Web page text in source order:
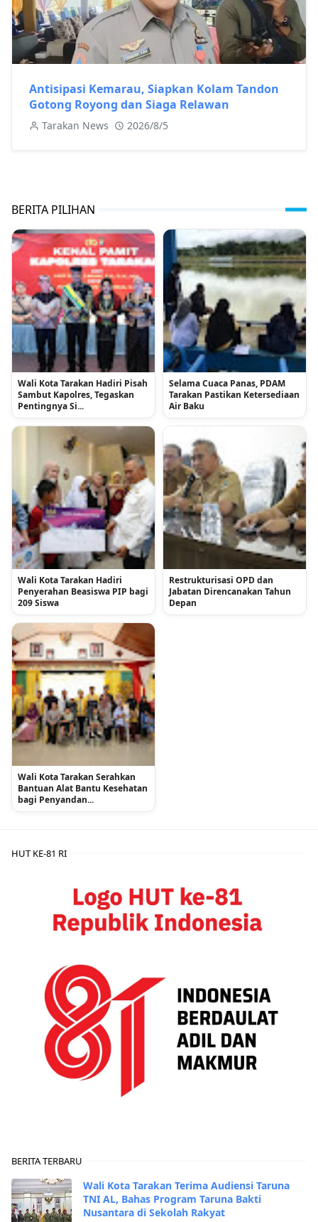
Antisipasi Kemarau, Siapkan Kolam Tandon
Gotong Royong dan Siaga Relawan
Tarakan News 2026/8/5
BERITA PILIHAN
Wali Kota Tarakan Hadiri Pisah
Sambut Kapolres, Tegaskan
Pentingnya Si...
Selama Cuaca Panas, PDAM
Tarakan Pastikan Ketersediaan
Air Baku
Wali Kota Tarakan Hadiri
Penyerahan Beasiswa PIP bagi
209 Siswa
Restrukturisasi OPD dan
Jabatan Direncanakan Tahun
Depan
Wali Kota Tarakan Serahkan
Bantuan Alat Bantu Kesehatan
bagi Penyandan...
HUT KE-81 RI
BERITA TERBARU
Wali Kota Tarakan Terima Audiensi Taruna
TNI AL, Bahas Program Taruna Bakti
Nusantara di Sekolah Rakyat